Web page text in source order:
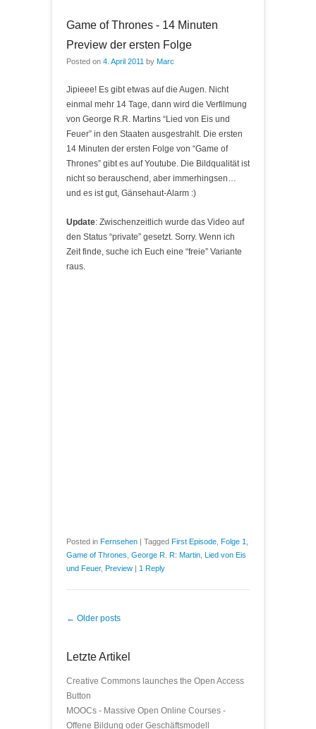
Game of Thrones - 14 Minuten
Preview der ersten Folge
Posted on 4. April 2011 by Marc
Jipieee! Es gibt etwas auf die Augen. Nicht
einmal mehr 14 Tage, dann wird die Verfilmung
von George R.R. Martins “Lied von Eis und
Feuer” in den Staaten ausgestrahlt. Die ersten
14 Minuten der ersten Folge von “Game of
Thrones” gibt es auf Youtube. Die Bildqualität ist
nicht so berauschend, aber immerhingsen…
und es ist gut, Gänsehaut-Alarm :)
Update: Zwischenzeitlich wurde das Video auf
den Status “private” gesetzt. Sorry. Wenn ich
Zeit finde, suche ich Euch eine “freie” Variante
raus.
Posted in Fernsehen | Tagged First Episode Folge 1
Game of Thrones George R. R: Martin Lied von Eis
und Feuer, Preview | 1 Reply
Post navigation
← Older posts
Letzte Artikel
Creative Commons launches the Open Access
Button
MOOCs - Massive Open Online Courses -
Offene Bildung oder Geschäftsmodell